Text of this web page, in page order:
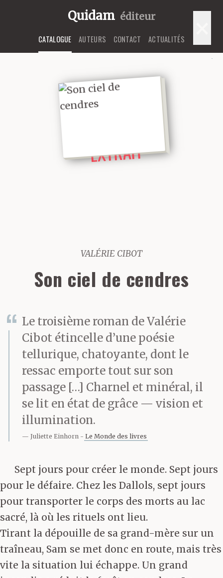
Quidam éditeur
CATALOGUE AUTEURS CONTACT ACTUALITÉS
EXTRAIT
VALÉRIE CIBOT
Son ciel de cendres
Le troisième roman de Valérie
Cibot étincelle d’une poésie
tellurique, chatoyante, dont le
ressac emporte tout sur son
passage […] Charnel et minéral, il
se lit en état de grâce — vision et
illumination.
Juliette Einhorn Le Monde des livres
Sept jours pour créer le monde. Sept jours
pour le défaire. Chez les Dallols, sept jours
pour transporter le corps des morts au lac
sacré, là où les rituels ont lieu.
Tirant la dépouille de sa grand-mère sur un
traîneau, Sam se met donc en route, mais très
vite la situation lui échappe. Un grand